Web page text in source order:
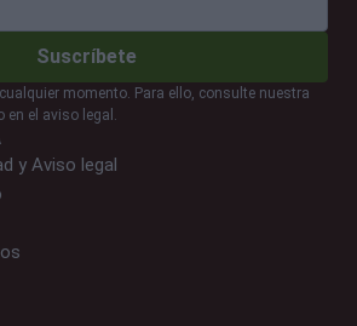
Suscríbete
momento. Para ello, consulte nuestra
en el aviso legal.
y Aviso legal